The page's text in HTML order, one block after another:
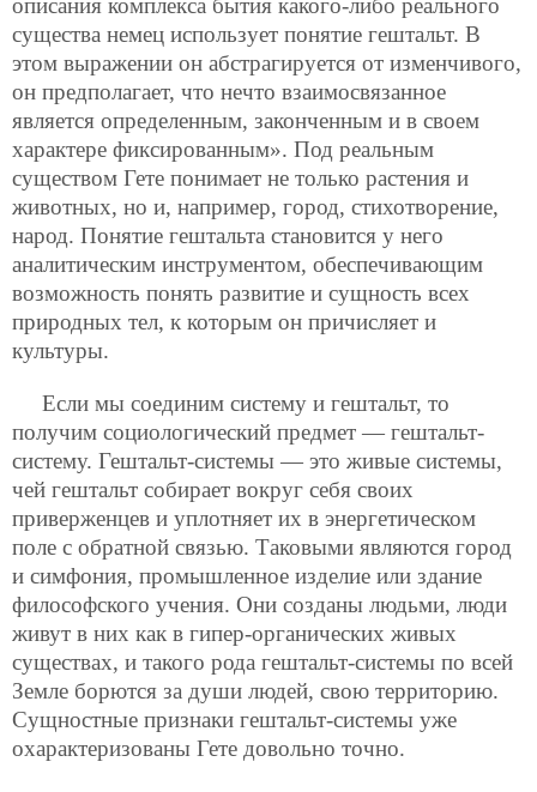
описания комплекса бытия какого-либо реального
существа немец использует понятие гештальт. В
этом выражении он абстрагируется от изменчивого,
он предполагает, что нечто взаимосвязанное
является определенным, законченным и в своем
характере фиксированным». Под реальным
существом Гете понимает не только растения и
животных, но и, например, город, стихотворение,
народ. Понятие гештальта становится у него
аналитическим инструментом, обеспечивающим
возможность понять развитие и сущность всех
природных тел, к которым он причисляет и
культуры.
Если мы соединим систему и гештальт, то
получим социологический предмет — гештальт-
систему. Гештальт-системы — это живые системы,
чей гештальт собирает вокруг себя своих
приверженцев и уплотняет их в энергетическом
поле с обратной связью. Таковыми являются город
и симфония, промышленное изделие или здание
философского учения. Они созданы людьми, люди
живут в них как в гипер-органических живых
существах, и такого рода гештальт-системы по всей
Земле борются за души людей, свою территорию.
Сущностные признаки гештальт-системы уже
охарактеризованы Гете довольно точно.